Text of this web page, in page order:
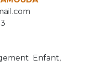
Enfant,